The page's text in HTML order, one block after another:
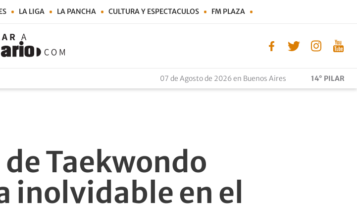
LA LIGA LA PANCHA CULTURA Y ESPECTACULOS FM PLAZA
07 de Agosto de 2026 en Buenos Aires 14° PILAR
Taekwondo
inolvidable en el